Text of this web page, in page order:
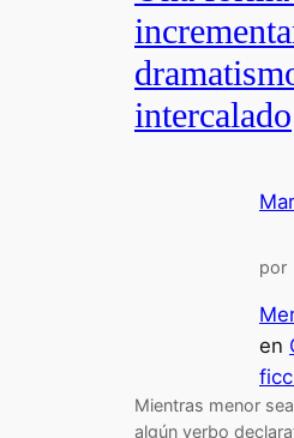
intercalado
por
en
Mientras menor
algún verbo